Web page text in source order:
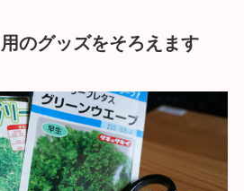
のグッズをそろえます